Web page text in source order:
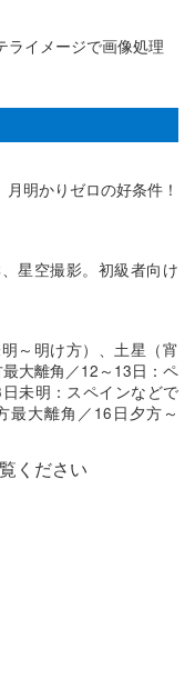
ライメージで画像処理
明かりゼロの好条件！
星空撮影。初級者向け
～明け方）、土星（宵
大離角／12～13日：ペ
未明：スペインなどで
最大離角／16日夕方～
ください